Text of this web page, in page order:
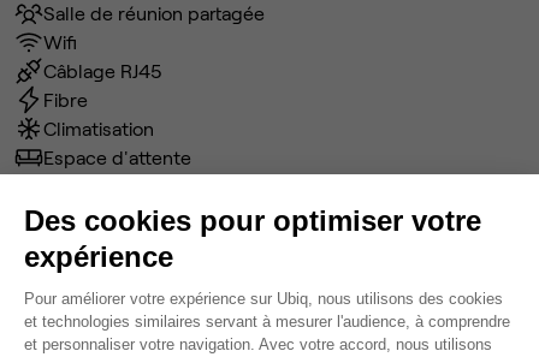
Salle de réunion partagée
Wifi
Câblage RJ45
Fibre
Climatisation
Espace d'attente
Ménage
Tables / chaises
Imprimante
Voir plus
Des cookies pour optimiser votre
expérience
Plateforme de Gestion du
Pour améliorer votre expérience sur Ubiq, nous utilisons des cookies
et technologies similaires servant à mesurer l'audience, à comprendre
et personnaliser votre navigation. Avec votre accord, nous utilisons